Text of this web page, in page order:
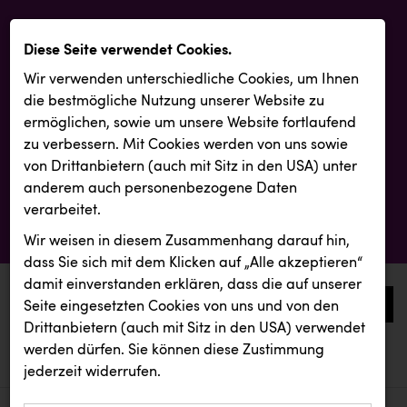
0
aktuelle aussendungen
aktuelle aussendungen
Diese Seite verwendet Cookies.
Wir verwenden unterschiedliche Cookies, um Ihnen
die best­mögliche Nutzung unserer Website zu
ermöglichen, sowie um unsere Website fortlaufend
zu verbessern. Mit Cookies werden von uns sowie
von Drittanbietern (auch mit Sitz in den USA) unter
anderem auch personenbezogene Daten
verarbeitet.
Wir weisen in diesem Zusammenhang darauf hin,
dass Sie sich mit dem Klicken auf „Alle akzeptieren“
damit ein­ver­standen erklären, dass die auf unserer
Seite eingesetzten Cookies von uns und von den
Drittanbietern (auch mit Sitz in den USA) verwendet
werden dürfen. Sie können diese Zustimmung
jederzeit widerrufen.